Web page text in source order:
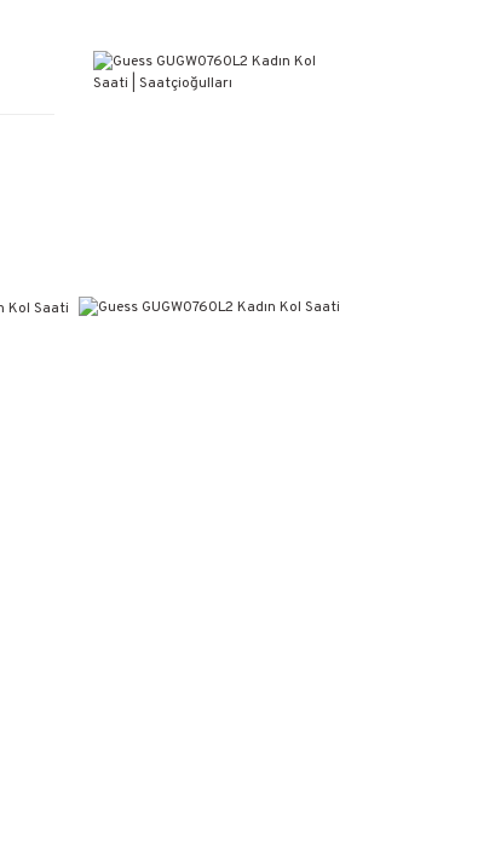
WEB SİTESİNE ÖZEL FİYATLAR
KAÇIRILMAYACAK FIRSATLAR